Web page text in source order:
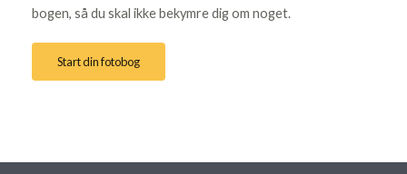
bogen, så du skal ikke bekymre dig om noget.
Start din fotobog